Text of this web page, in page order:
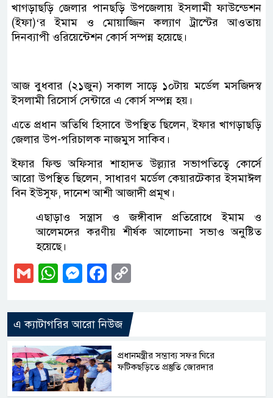
খাগড়াছড়ি জেলার পানছড়ি উপজেলায় ইসলামী ফাউন্ডেশন
(ইফা)‘র ইমাম ও মোয়াজ্জিন কল্যাণ ট্রাস্টের আওতায়
দিনব্যাপী ওরিয়েন্টেশন কোর্স সম্পন্ন হয়েছে।
আজ বুধবার (২১জুন) সকাল সাড়ে ১০টায় মর্ডেল মসজিদস্ব
ইসলামী রিসোর্স সেন্টারে এ কোর্স সম্পন্ন হয়।
এতে প্রধান অতিথি হিসাবে উপস্থিত ছিলেন, ইফার খাগড়াছড়ি
জেলার উপ-পরিচালক নাজমুস সাকিব।
ইফার ফিল্ড অফিসার শাহাদত উল্ল্যার সভাপতিত্বে কোর্সে
আরো উপস্থিত ছিলেন, সাধারণ মর্ডেল কেয়ারটেকার ইসমাঈল
বিন ইউসুফ, দানেশ আশী আজাদী প্রমূখ।
এছাড়াও সন্ত্রাস ও জঙ্গীবাদ প্রতিরোধে ইমাম ও
আলেমদের করণীয় শীর্ষক আলোচনা সভাও অনুষ্টিত
হয়েছে।
GmailWhatsApp
Messenger
Facebook
এ ক্যাটাগরির আরো নিউজ
প্রধানমন্ত্রীর সম্ভাব্য সফর ঘিরে
ফটিকছড়িতে প্রস্তুতি জোরদার